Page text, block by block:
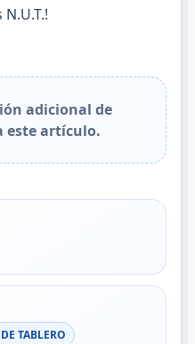
adicional de
este artículo.
TABLERO